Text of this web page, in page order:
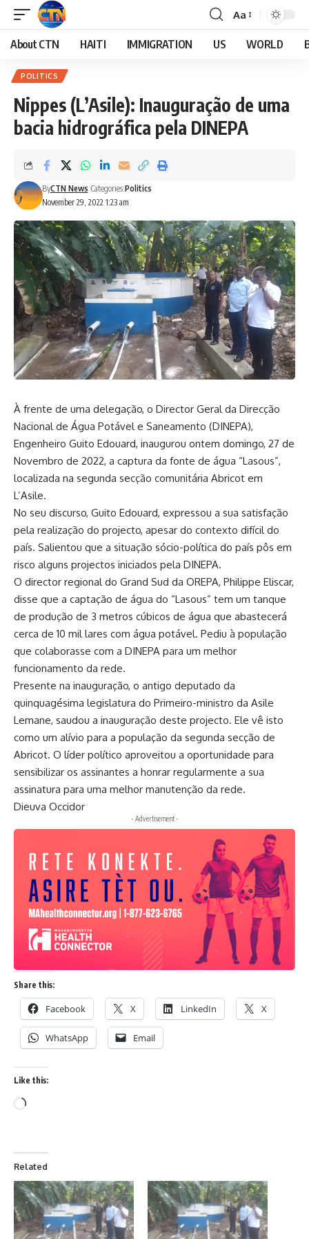
Aa
About CTN HAITI IMMIGRATION US WORLD
POLITICS
Nippes (L’Asile): Inauguração de uma
bacia hidrográfica pela DINEPA
November 29, 2022 1:23 am
ByCTN News Categories:Politics
À frente de uma delegação, o Director Geral da Direcção
Nacional de Água Potável e Saneamento (DINEPA),
Engenheiro Guito Edouard, inaugurou ontem domingo, 27 de
Novembro de 2022, a captura da fonte de água “Lasous”,
localizada na segunda secção comunitária Abricot em
L’Asile.
No seu discurso, Guito Edouard, expressou a sua satisfação
pela realização do projecto, apesar do contexto difícil do
país. Salientou que a situação sócio-política do país pôs em
risco alguns projectos iniciados pela DINEPA.
O director regional do Grand Sud da OREPA, Philippe Eliscar,
disse que a captação de água do “Lasous” tem um tanque
de produção de 3 metros cúbicos de água que abastecerá
cerca de 10 mil lares com água potável. Pediu à população
que colaborasse com a DINEPA para um melhor
funcionamento da rede.
Presente na inauguração, o antigo deputado da
quinquagésima legislatura do Primeiro-ministro da Asile
Lemane, saudou a inauguração deste projecto. Ele vê isto
como um alívio para a população da segunda secção de
Abricot. O líder político aproveitou a oportunidade para
sensibilizar os assinantes a honrar regularmente a sua
assinatura para uma melhor manutenção da rede.
Dieuva Occidor
- Advertisement -
Share this:
Facebook X LinkedIn X
WhatsApp Email
Like this:
Related